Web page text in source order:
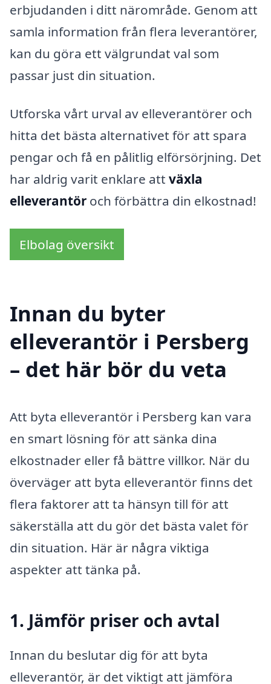
erbjudanden i ditt närområde. Genom att
samla information från flera leverantörer,
kan du göra ett välgrundat val som
passar just din situation.
Utforska vårt urval av elleverantörer och
hitta det bästa alternativet för att spara
pengar och få en pålitlig elförsörjning. Det
har aldrig varit enklare att växla
elleverantör och förbättra din elkostnad!
Elbolag översikt
Innan du byter
elleverantör i Persberg
– det här bör du veta
Att byta elleverantör i Persberg kan vara
en smart lösning för att sänka dina
elkostnader eller få bättre villkor. När du
överväger att byta elleverantör finns det
flera faktorer att ta hänsyn till för att
säkerställa att du gör det bästa valet för
din situation. Här är några viktiga
aspekter att tänka på.
1. Jämför priser och avtal
Innan du beslutar dig för att byta
elleverantör, är det viktigt att jämföra